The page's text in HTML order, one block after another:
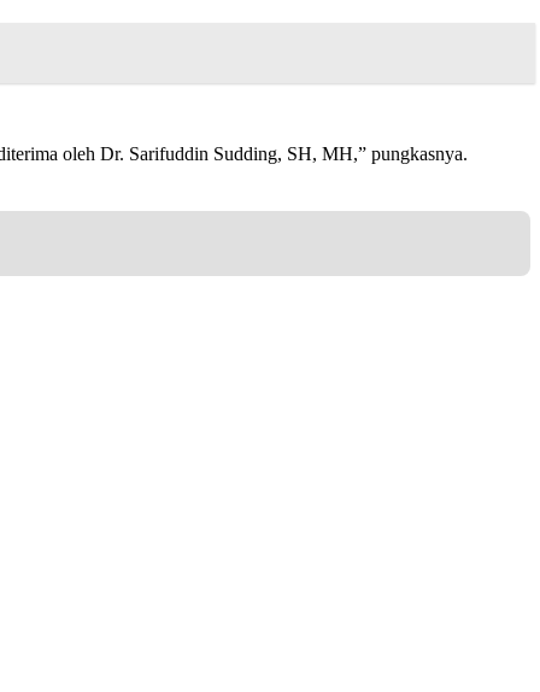
oleh Dr. Sarifuddin Sudding, SH, MH,” pungkasnya.